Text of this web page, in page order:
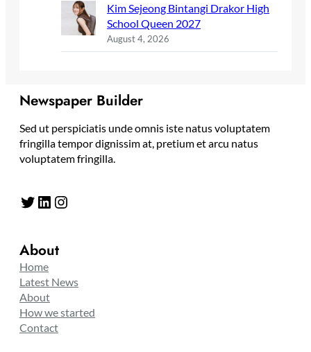
Kim Sejeong Bintangi Drakor High
School Queen 2027
August 4, 2026
Newspaper Builder
Sed ut perspiciatis unde omnis iste natus voluptatem
fringilla tempor dignissim at, pretium et arcu natus
voluptatem fringilla.
Twitter LinkedIn Instagram
About
Home
Latest News
About
How we started
Contact